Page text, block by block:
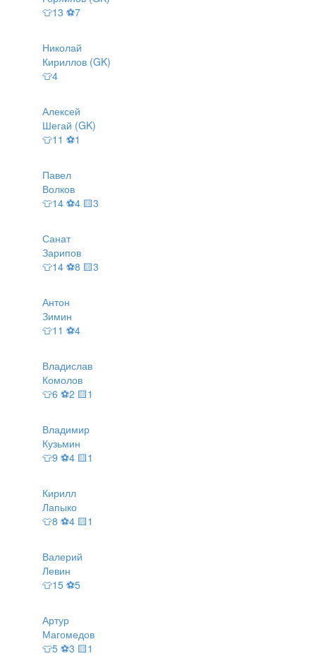
👕13 ⚽7
Николай
Кириллов (GK)
👕4
Алексей
Шегай (GK)
👕11 ⚽1
Павел
Волков
👕14 ⚽4 🟨3
Санат
Зарипов
👕14 ⚽8 🟨3
Антон
Зимин
👕11 ⚽4
Владислав
Комолов
👕6 ⚽2 🟨1
Владимир
Кузьмин
👕9 ⚽4 🟨1
Кирилл
Лапыко
👕8 ⚽4 🟨1
Валерий
Левин
👕15 ⚽5
Артур
Магомедов
👕5 ⚽3 🟨1